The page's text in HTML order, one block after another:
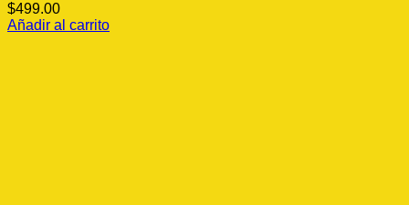
$499.00
Añadir al carrito